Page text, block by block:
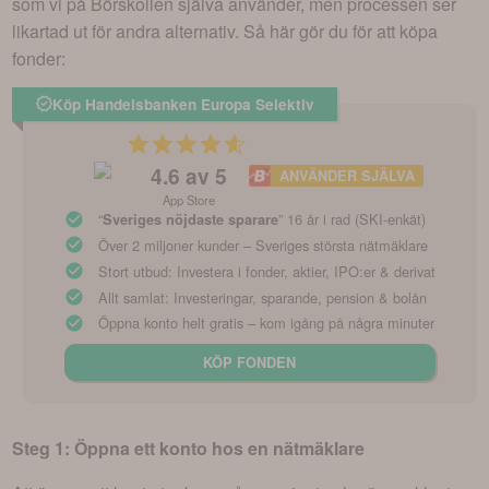
likartad ut för andra alternativ. Så här gör du för att köpa
fonder:
Köp Handelsbanken Europa Selektiv
4.6 av 5
App Store
ANVÄNDER SJÄLVA
“Sveriges nöjdaste sparare” 16 år i rad (SKI-enkät)
Över 2 miljoner kunder – Sveriges största nätmäklare
Stort utbud: Investera i fonder, aktier, IPO:er & derivat
Allt samlat: Investeringar, sparande, pension & bolån
Öppna konto helt gratis – kom igång på några minuter
KÖP FONDEN
Steg 1: Öppna ett konto hos en nätmäklare